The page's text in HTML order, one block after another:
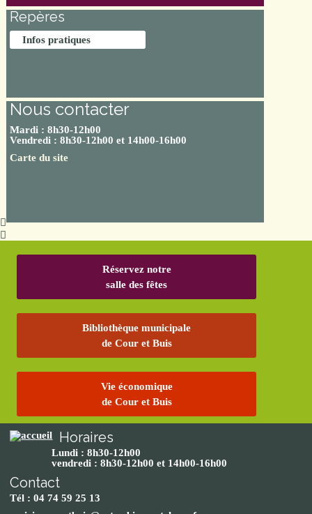
Repères
Infos pratiques
Nous contacter
Mardi : 8h30-12h00
Vendredi : 8h30-12h00 et 14h00-16h00
Carte du site
Réservez notre
salle des fêtes
Bibliothèque municipale
de Cour et Buis
Vie économique
de Cour et Buis
Horaires
Lundi : 8h30-12h00
vendredi : 8h30-12h00 et 14h00-16h00
Contact
Tél : 04 74 59 25 13